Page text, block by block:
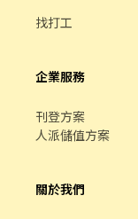
找打工
企業服務
刊登方案
人派儲值方案
關於我們